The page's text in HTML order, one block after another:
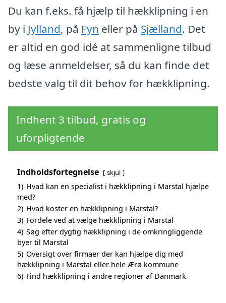
Du kan f.eks. få hjælp til hækklipning i en
by i Jylland, på Fyn eller på Sjælland. Det
er altid en god idé at sammenligne tilbud
og læse anmeldelser, så du kan finde det
bedste valg til dit behov for hækklipning.
Indhent 3 tilbud, gratis og
uforpligtende
Indholdsfortegnelse skjul
1) Hvad kan en specialist i hækklipning i Marstal hjælpe
med?
2) Hvad koster en hækklipning i Marstal?
3) Fordele ved at vælge hækklipning i Marstal
4) Søg efter dygtig hækklipning i de omkringliggende
byer til Marstal
5) Oversigt over firmaer der kan hjælpe dig med
hækklipning i Marstal eller hele Ærø kommune
6) Find hækklipning i andre regioner af Danmark